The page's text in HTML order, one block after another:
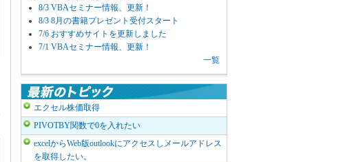
8/3 VBAセミナー情報、更新！
8/3 8月の書籍プレゼント受付スタート
7/6 おすすめサイトを更新しました
7/1 VBAセミナー情報、更新！
一覧
エクセル株価取得
PIVOTBY関数で0を入れたい
excelからWeb版outlookにアクセスしメールアドレス
を取得したい。